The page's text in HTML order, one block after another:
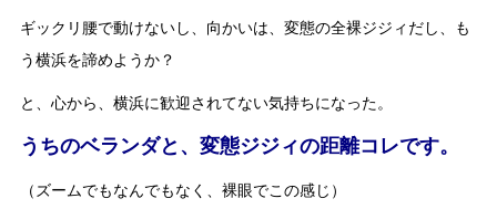
ギックリ腰で動けないし、向かいは、変態の全裸ジジィだし、も
う横浜を諦めようか？
と、心から、横浜に歓迎されてない気持ちになった。
うちのベランダと、変態ジジィの距離コレです。
（ズームでもなんでもなく、裸眼でこの感じ）